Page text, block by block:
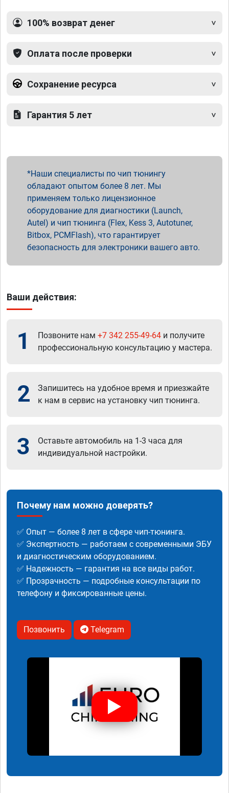
100% возврат денег
Оплата после проверки
Сохранение ресурса
Гарантия 5 лет
Наши специалисты по чип тюнингу
обладают опытом более 8 лет. Мы
применяем только лицензионное
оборудование для диагностики (Launch,
Autel) и чип тюнинга (Flex, Kess 3, Autotuner,
Bitbox, PCMFlash), что гарантирует
безопасность для электроники вашего авто.
Ваши действия:
1 Позвоните нам +7 342 255-49-64 и получите
профессиональную консультацию у мастера.
2
Запишитесь на удобное время и приезжайте
к нам в сервис на установку чип тюнинга.
3
Оставьте автомобиль на 1-3 часа для
индивидуальной настройки.
Почему нам можно доверять?
✅ Опыт — более 8 лет в сфере чип-тюнинга.
✅ Экспертность — работаем с современными ЭБУ
и диагностическим оборудованием.
✅ Надежность — гарантия на все виды работ.
✅ Прозрачность — подробные консультации по
телефону и фиксированные цены.
Позвонить Telegram